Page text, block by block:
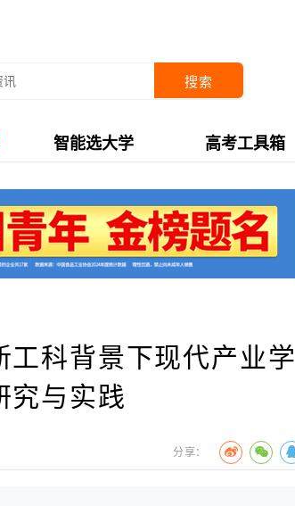
搜索
智能选大学 高考工具箱
科背景下现代产业学
究与实践
分享：